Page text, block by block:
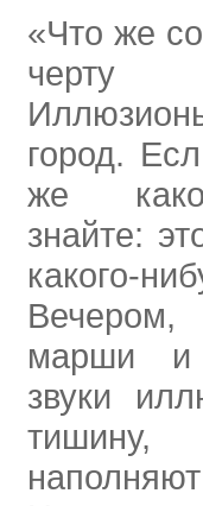
«Что же
черту
город.
же
знайте:
Вечером,
марши и
звуки